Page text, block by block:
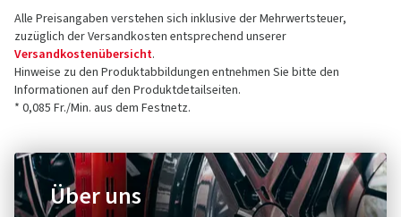
Alle Preisangaben verstehen sich inklusive der Mehrwertsteuer,
zuzüglich der Versandkosten entsprechend unserer
Versandkostenübersicht.
Hinweise zu den Produktabbildungen entnehmen Sie bitte den
Informationen auf den Produktdetailseiten.
* 0,085 Fr./Min. aus dem Festnetz.
Über uns